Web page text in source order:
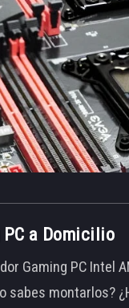
PC a Domicilio
Gaming PC Intel
sabes montarlos?